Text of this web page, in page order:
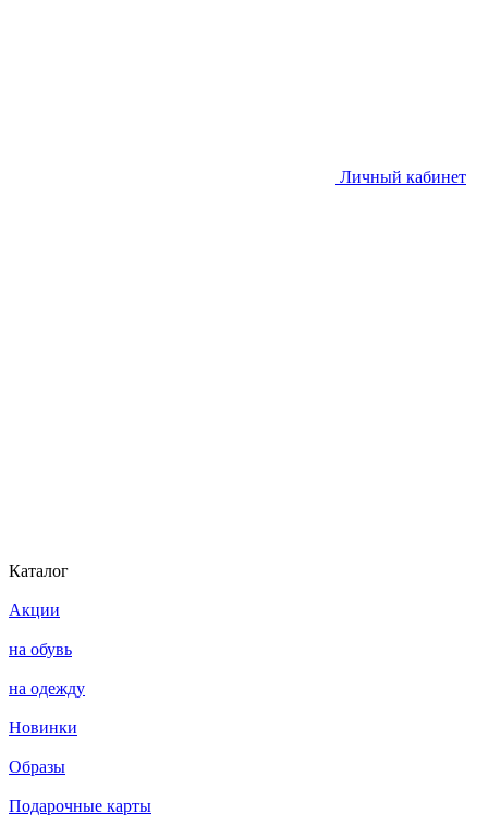
Личный кабинет
Каталог
Акции
на обувь
на одежду
Новинки
Образы
Подарочные карты